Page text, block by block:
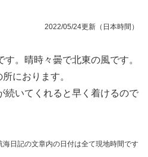
2022/05/24更新（日本時間）
。晴時々曇で北東の風です。
におります。
続いてくれると早く着けるので
日記の文章内の日付は全て現地時間です